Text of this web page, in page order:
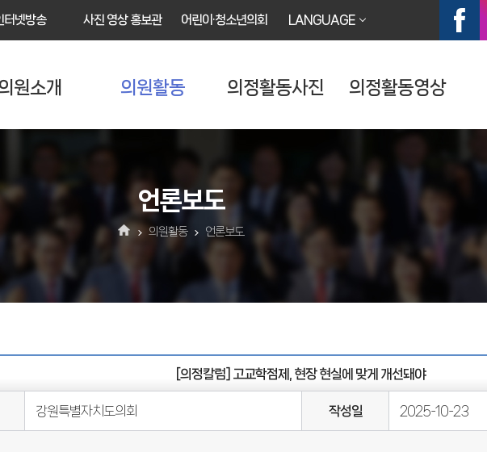
터넷방송 사진 영상 홍보관 어린이·청소년의회 LANGUAGE
원소개 의원활동 의정활동사진 의정활동영상
언론보도
의원활동 언론보도
[의정칼럼] 고교학점제, 현장 현실에 맞게 개선돼야
강원특별자치도의회 작성일 2025-10-23